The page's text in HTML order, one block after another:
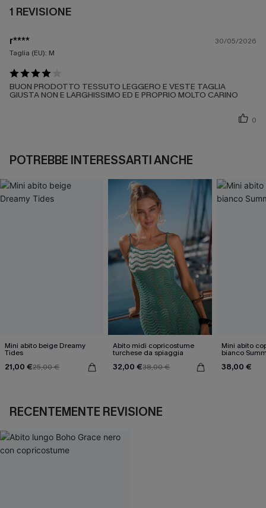
1 REVISIONE
r****
30/05/2026
Taglia (EU): M
BUON PRODOTTO TESSUTO LEGGERO E VESTE TAGLIA
GIUSTA NON E LARGHISSIMO ED E PROPRIO MOLTO CARINO
0
POTREBBE INTERESSARTI ANCHE
Mini abito beige Dreamy
Tides
21,00 €25,00 €
Abito midi copricostume
turchese da spiaggia
32,00 €38,00 €
Mini abito
bianco
38,00 €
RECENTEMENTE REVISIONE